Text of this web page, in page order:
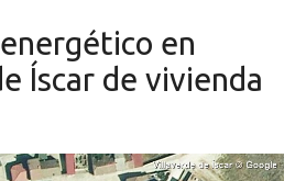
en
Íscar de vivienda